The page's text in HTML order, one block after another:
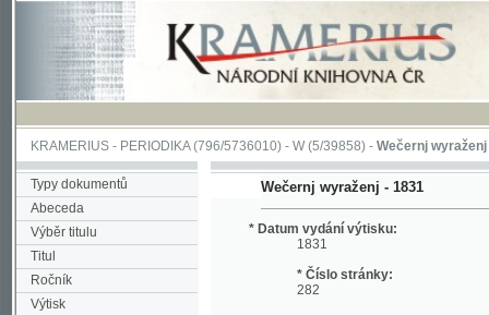
KRAMERIUS-PERIODIKA(796/5736010) -W(5/39858) -Wečernj wyraženj(1/
Typy dokumentů
Abeceda
Výběr titulu
Titul
Ročník
Výtisk
Stránka
Wečernj wyraženj - 1831
* Datum vydání výtisku:
1831
* Číslo stránky:
* URI: